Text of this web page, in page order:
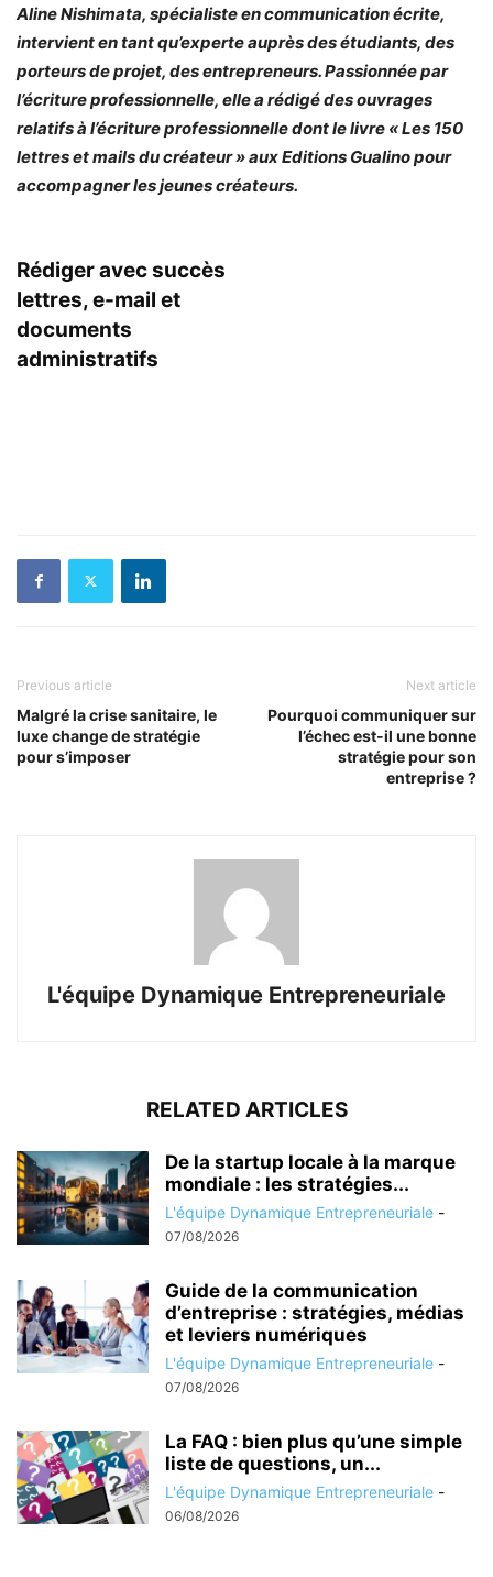
Aline Nishimata, spécialiste en communication écrite,
intervient en tant qu’experte auprès des étudiants, des
porteurs de projet, des entrepreneurs. Passionnée par
l’écritureprofessionnelle, elle a rédigé des ouvrages
relatifs à l’écriture professionnelle dont le livre « Les 150
lettres et mails du créateur » aux Editions Gualino pour
accompagner les jeunes créateurs.
Rédiger avec succès
lettres, e-mail et
documents
administratifs
Previous article
Malgré la crise sanitaire, le
luxe change de stratégie
pour s’imposer
Next article
Pourquoi communiquer sur
l’échec est-il une bonne
stratégie pour son
entreprise ?
L'équipe Dynamique Entrepreneuriale
RELATED ARTICLES
De la startup locale à la marque
mondiale : les stratégies...
L'équipe Dynamique Entrepreneuriale -
07/08/2026
Guide de la communication
d’entreprise : stratégies, médias
et leviers numériques
L'équipe Dynamique Entrepreneuriale -
07/08/2026
La FAQ : bien plus qu’une simple
liste de questions, un...
L'équipe Dynamique Entrepreneuriale -
06/08/2026